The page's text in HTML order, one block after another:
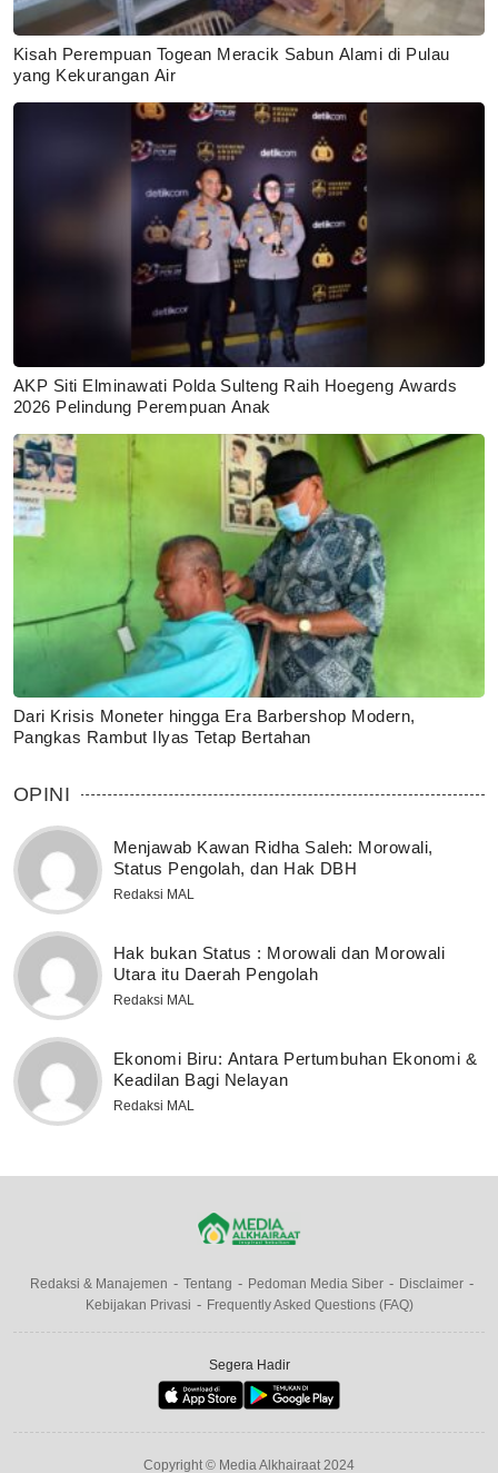
Kisah Perempuan Togean Meracik Sabun Alami di Pulau
yang Kekurangan Air
AKP Siti Elminawati Polda Sulteng Raih Hoegeng Awards
2026 Pelindung Perempuan Anak
Dari Krisis Moneter hingga Era Barbershop Modern,
Pangkas Rambut Ilyas Tetap Bertahan
OPINI
Menjawab Kawan Ridha Saleh: Morowali,
Status Pengolah, dan Hak DBH
Redaksi MAL
Hak bukan Status : Morowali dan Morowali
Utara itu Daerah Pengolah
Redaksi MAL
Ekonomi Biru: Antara Pertumbuhan Ekonomi &
Keadilan Bagi Nelayan
Redaksi MAL
Redaksi & Manajemen Tentang Pedoman Media Siber
Disclaimer
Kebijakan Privasi
Frequently Asked Questions (FAQ)
Segera Hadir
Copyright © Media Alkhairaat 2024